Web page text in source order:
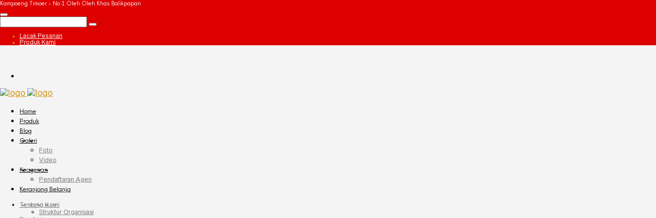
Kampoeng Timoer - No 1 Oleh Oleh Khas Balikpapan
Lacak Pesanan
Produk Kami
Home
Produk
Blog
Galeri
Foto
Video
Keagenan
Pendaftaran Agen
Keranjang Belanja
Tentang Kami
Struktur Organisasi